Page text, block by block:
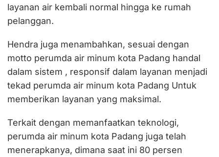
layanan air kembali normal hingga ke rumah
pelanggan.
Hendra juga menambahkan, sesuai dengan
motto perumda air minum kota Padang handal
dalam sistem , responsif dalam layanan menjadi
tekad perumda air minum kota Padang Untuk
memberikan layanan yang maksimal.
Terkait dengan memanfaatkan teknologi,
perumda air minum kota Padang juga telah
menerapkanya, dimana saat ini 80 persen